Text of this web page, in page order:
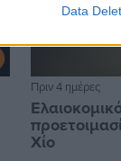
Data
Πριν 4 ημέρες
Χίο